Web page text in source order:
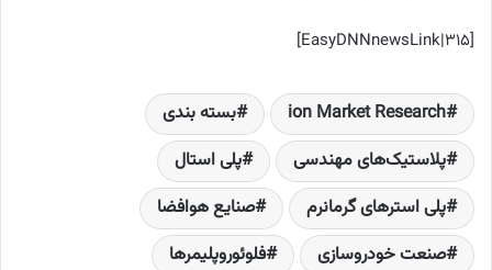
[EasyDNNnewsLink|315]
ion Market Research
بسته بندی
پلاستیک‌های مهندسی
پلی استال‌
پلی استرهای گرمانرم
صنایع هوافضا
صنعت خودروسازی
فلوئوروپلیمرها